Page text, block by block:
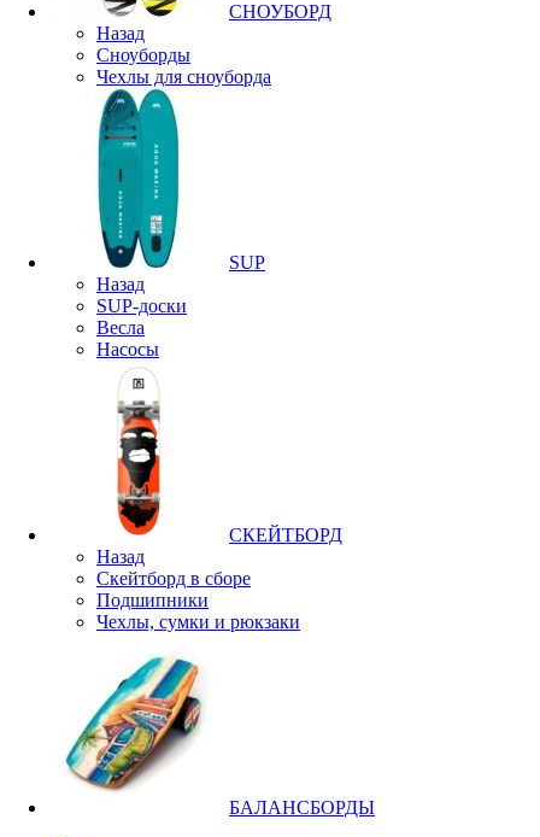
СНОУБОРД
Назад
Сноуборды
Чехлы для сноуборда
SUP
Назад
SUP-доски
Весла
Насосы
СКЕЙТБОРД
Назад
Скейтборд в сборе
Подшипники
Чехлы, сумки и рюкзаки
БАЛАНСБОРДЫ